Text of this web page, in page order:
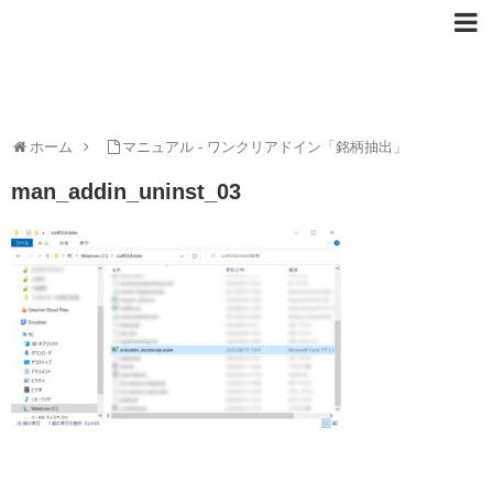
ホーム マニュアル - ワンクリアドイン「銘柄抽出」
man_addin_uninst_03